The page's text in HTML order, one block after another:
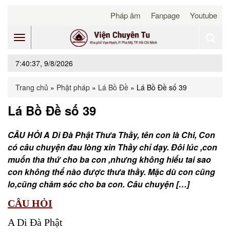
Youtube
Fanpage
Pháp âm
navigation
7:40:37, 9/8/2026
Trang chủ » Phật pháp » Lá Bồ Đề » Lá Bồ Đề số 39
Lá Bồ Đề số 39
CÂU HỎI A Di Đà Phật Thưa Thầy, tên con là Chi, Con
có câu chuyện đau lòng xin Thầy chỉ dạy. Đôi lúc ,con
muốn tha thứ cho ba con ,nhưng không hiểu tai sao
con không thể nào được thưa thầy. Mặc dù con cũng
lo,cũng chăm sóc cho ba con. Câu chuyện […]
CÂU HỎI
A Di Đà Phật